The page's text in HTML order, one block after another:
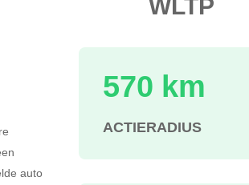
auto
570 km
ACTIERADIUS